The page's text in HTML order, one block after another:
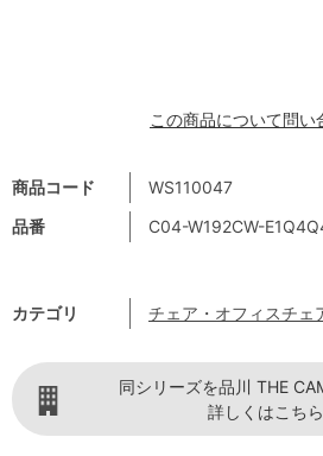
商品コード
WS110047
品番
C04-W192CW-
カテゴリ チェア・オフィスチェ
この商品について問い
同シリーズを品川 THE
詳しくはこちら